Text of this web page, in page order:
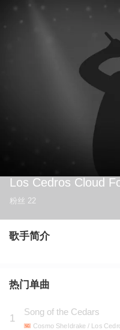
Los Cedros Cloud
粉丝 22
歌手简介
热门单曲
1
Song of the Cedars
Cosmo Sheldrake / Los